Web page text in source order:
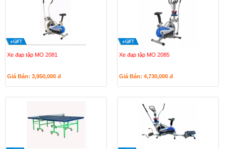
Xe đạp tập MO 2081
Giá Bán: 3,950,000 đ
Xe đạp tập MO 2085
Giá Bán: 4,730,000 đ